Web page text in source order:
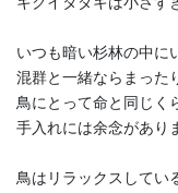
いつも暗い杉林の中に
混群と一緒ならまった
鳥にとって命と同じく
手入れには余念があり
鳥はリラックスしてい